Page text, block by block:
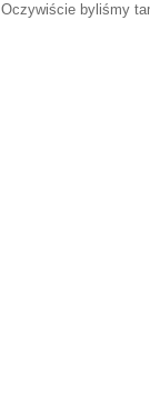
Oczywiście byliśmy